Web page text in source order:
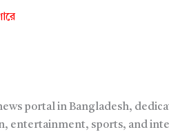
portal in Bangladesh,
entertainment, sports, and